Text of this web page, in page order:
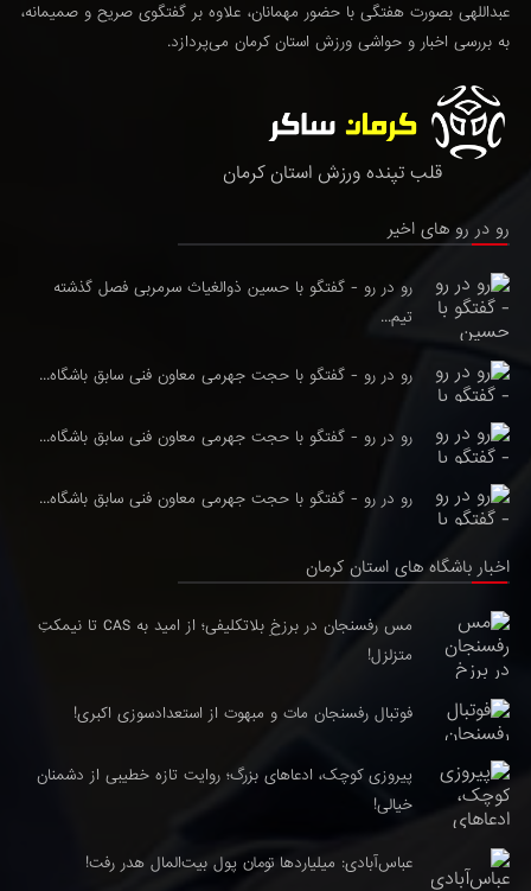
عبداللهی بصورت هفتگی با حضور مهمانان، علاوه بر گفتگوی صریح و صمیمانه،
به بررسی اخبار و حواشی ورزش استان کرمان می‌پردازد.
قلب تپنده ورزش استان کرمان
رو در رو های اخیر
رو در رو - گفتگو با حسین ذوالغیاث سرمربی فصل گذشته
تیم...
رو در رو - گفتگو با حجت جهرمی معاون فنی سابق باشگاه...
رو در رو - گفتگو با حجت جهرمی معاون فنی سابق باشگاه...
رو در رو - گفتگو با حجت جهرمی معاون فنی سابق باشگاه...
اخبار باشگاه های استان کرمان
مس رفسنجان در برزخِ بلاتکلیفی؛ از امید به CAS تا نیمکتِ
متزلزل!
فوتبال رفسنجان مات و مبهوت از استعدادسوزی اکبری!
پیروزی کوچک، ادعاهای بزرگ؛ روایت تازه خطیبی از دشمنان
خیالی!
عباس‌آبادی: میلیاردها تومان پول بیت‌المال هدر رفت!